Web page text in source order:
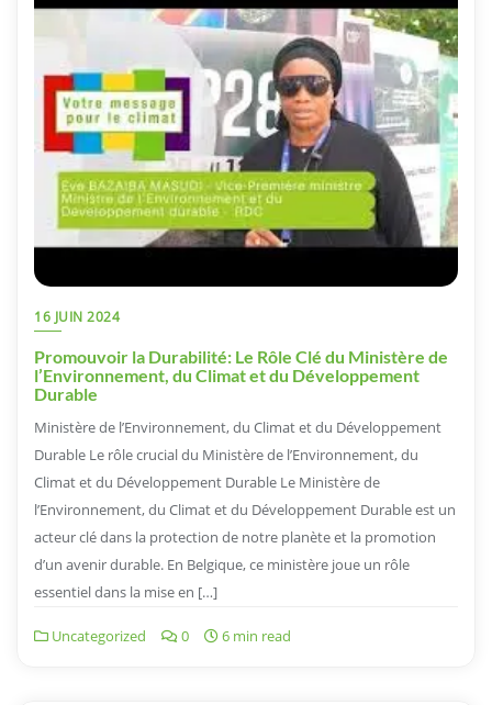
16 JUIN 2024
Promouvoir la Durabilité: Le Rôle Clé du Ministère de
l’Environnement, du Climat et du Développement
Durable
Ministère de l’Environnement, du Climat et du Développement
Durable Le rôle crucial du Ministère de l’Environnement, du
Climat et du Développement Durable Le Ministère de
l’Environnement, du Climat et du Développement Durable est un
acteur clé dans la protection de notre planète et la promotion
d’un avenir durable. En Belgique, ce ministère joue un rôle
essentiel dans la mise en […]
Uncategorized 0 6 min read